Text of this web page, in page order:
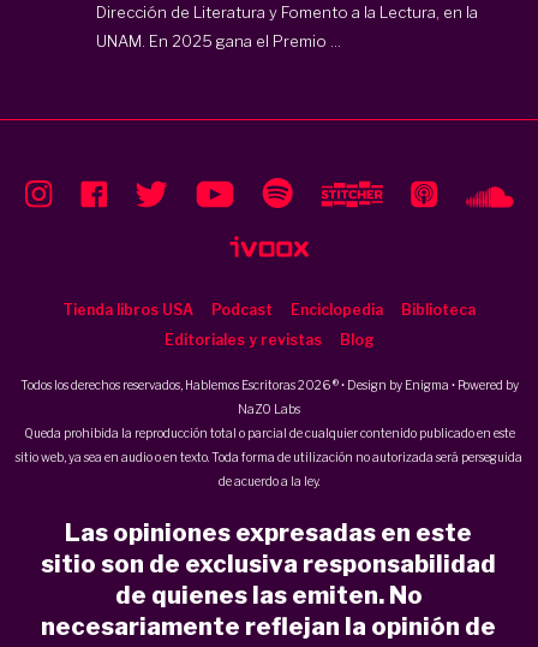
Dirección de Literatura y Fomento a la Lectura, en la
UNAM. En 2025 gana el Premio ...
Tienda libros USA Podcast Enciclopedia
Biblioteca
Editoriales y revistas
Blog
Todos los derechos reservados, Hablemos Escritoras 2026 ® • Design by Enigma • Powered by
NaZO Labs
Queda prohibida la reproducción total o parcial de cualquier contenido publicado en este
sitio web, ya sea en audio o en texto. Toda forma de utilización no autorizada será perseguida
de acuerdo a la ley.
Las opiniones expresadas en este
sitio son de exclusiva responsabilidad
de quienes las emiten. No
necesariamente reflejan la opinión de